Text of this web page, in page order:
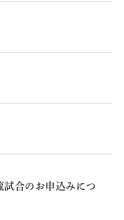
試合のお申込みにつ